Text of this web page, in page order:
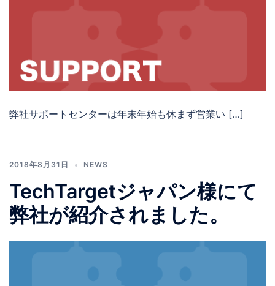
弊社サポートセンターは年末年始も休まず営業い […]
2018年8月31日 NEWS
TechTargetジャパン様にて
弊社が紹介されました。